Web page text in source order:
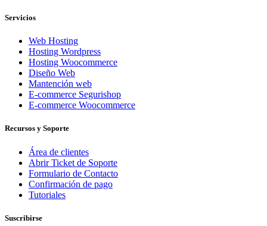
Servicios
Web Hosting
Hosting Wordpress
Hosting Woocommerce
Diseño Web
Mantención web
E-commerce Segurishop
E-commerce Woocommerce
Recursos y Soporte
Área de clientes
Abrir Ticket de Soporte
Formulario de Contacto
Confirmación de pago
Tutoriales
Suscribirse